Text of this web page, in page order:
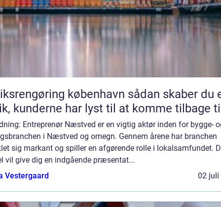
københavn sådan skaber du en
kunderne har lyst til at komme tilbage
Entreprenør Næstved er en vigtig aktør inden for bygge-
i Næstved og omegn. Gennem årene har branchen
sig markant og spiller en afgørende rolle i lokalsamfundet.
vil give dig en indgående præsentat...
Vestergaard
02 juli